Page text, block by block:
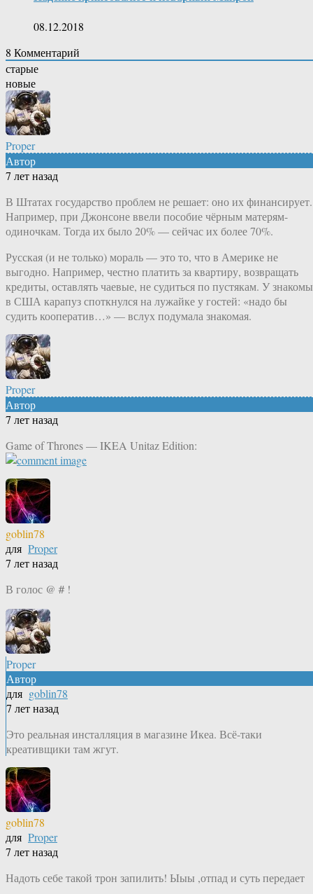
08.12.2018
8 Комментарий
старые
новые
Proper
Автор
7 лет назад
В Штатах государство проблем не решает: оно их финансирует.
Например, при Джонсоне ввели пособие чёрным матерям-
одиночкам. Тогда их было 20% — сейчас их более 70%.
Русская (и не только) мораль — это то, что в Америке не
выгодно. Например, честно платить за квартиру, возвращать
кредиты, оставлять чаевые, не судиться по пустякам. У
в США карапуз споткнулся на лужайке у гостей: «надо бы
судить кооператив…» — вслух подумала знакомая.
Proper
Автор
7 лет назад
Game of Thrones — IKEA Unitaz Edition:
goblin78
для Proper
7 лет назад
В голос @＃!
Proper
Автор
для goblin78
7 лет назад
Это реальная инсталляция в магазине Икеа. Всё-таки
креативщики там жгут.
goblin78
для Proper
7 лет назад
Надоть себе такой трон запилить! Ыыы ,отпад и суть передает